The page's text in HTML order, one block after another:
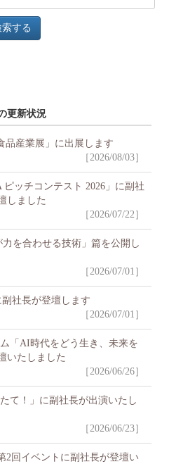
更新状況
品産業展」に出展します
［2026/08/03］
ピッチコンテスト 2026」に副社
しました
［2026/07/22］
を合わせる技術」篇を公開し
［2026/07/01］
社長が登壇します
［2026/07/01］
「AI時代をどう生き、未来を
いたしました
［2026/06/26］
て！」に副社長が出演いたし
［2026/06/23］
2回イベントに副社長が登壇い